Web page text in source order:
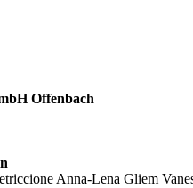
Offenbach
Anna-Lena Gliem